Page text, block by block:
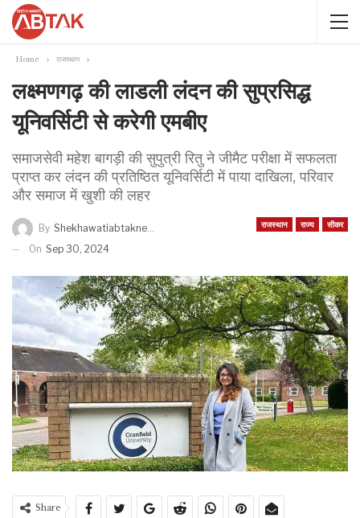
Home राजस्थान
लक्ष्मणगढ़ की लाडली लंदन की सुप्रसिद्ध
यूनिवर्सिटी से करेगी एमबीए
समाजसेवी महेश बागड़ी की सुपुत्री रितु ने जीमैट परीक्षा में सफलता
प्राप्त कर लंदन की प्रतिष्ठित यूनिवर्सिटी में पाया दाखिला, परिवार
और समाज में खुशी की लहर
राजस्थान राज्य सीकर
By Shekhawatiabtaknews
On Sep 30, 2024
Share